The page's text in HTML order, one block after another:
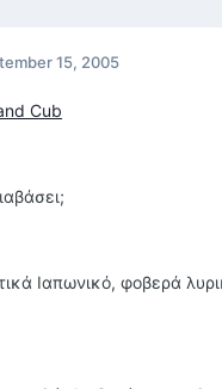
15, 2005
Cub
Ιαπωνικό, φοβερά